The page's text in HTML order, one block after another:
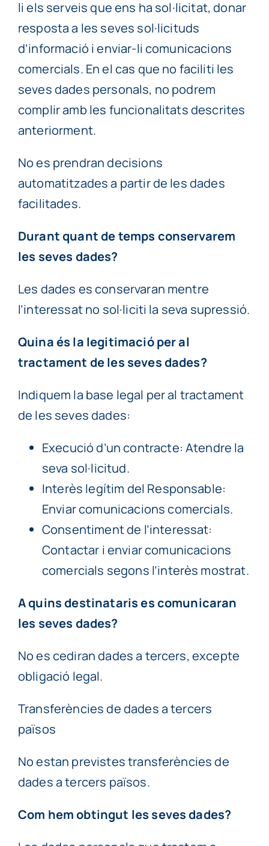
li els serveis que ens ha sol·licitat, donar
resposta a les seves sol·licituds
d’informació i enviar-li comunicacions
comercials. En el cas que no faciliti les
seves dades personals, no podrem
complir amb les funcionalitats descrites
anteriorment.
No es prendran decisions
automatitzades a partir de les dades
facilitades.
Durant quant de temps conservarem
les seves dades?
Les dades es conservaran mentre
l’interessat no sol·liciti la seva supressió.
Quina és la legitimació per al
tractament de les seves dades?
Indiquem la base legal per al tractament
de les seves dades:
Execució d’un contracte: Atendre la
seva sol·licitud.
Interès legítim del Responsable:
Enviar comunicacions comercials.
Consentiment de l’interessat:
Contactar i enviar comunicacions
comercials segons l’interès mostrat.
A quins destinataris es comunicaran
les seves dades?
No es cediran dades a tercers, excepte
obligació legal.
Transferències de dades a tercers
països
No estan previstes transferències de
dades a tercers països.
Com hem obtingut les seves dades?